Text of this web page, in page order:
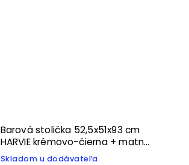
Barová stolička 52,5x51x93 cm
HARVIE krémovo-čierna + matná
čierna
Skladom u dodávateľa